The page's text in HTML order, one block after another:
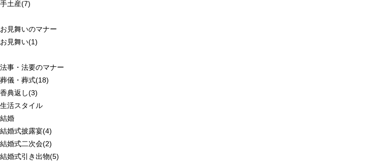
手土産(7)
お見舞いのマナー
お見舞い(1)
法事・法要のマナー
葬儀・葬式(18)
香典返し(3)
生活スタイル
結婚
結婚式披露宴(4)
結婚式二次会(2)
結婚式引き出物(5)